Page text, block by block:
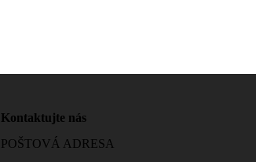
Kontaktujte nás
POŠTOVÁ ADRESA